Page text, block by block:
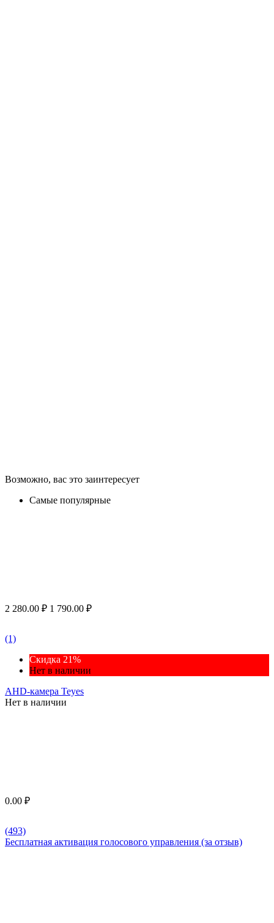
Возможно, вас это заинтересует
Самые популярные
2 280.00 ₽ 1 790.00 ₽
(1)
Скидка 21%
Нет в наличии
AHD-камера Teyes
Нет в наличии
0.00 ₽
(493)
Бесплатная активация голосового управления (за отзыв)